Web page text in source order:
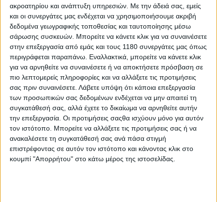
ακροατηρίου και ανάπτυξη υπηρεσιών. Με την άδειά σας, εμείς
και οι συνεργάτες μας ενδέχεται να χρησιμοποιήσουμε ακριβή
δεδομένα γεωγραφικής τοποθεσίας και ταυτοποίησης μέσω
σάρωσης συσκευών. Μπορείτε να κάνετε κλικ για να συναινέσετε
στην επεξεργασία από εμάς και τους 1180 συνεργάτες μας όπως
περιγράφεται παραπάνω. Εναλλακτικά, μπορείτε να κάνετε κλικ
για να αρνηθείτε να συναινέσετε ή να αποκτήσετε πρόσβαση σε
πιο λεπτομερείς πληροφορίες και να αλλάξετε τις προτιμήσεις
σας πριν συναινέσετε. Λάβετε υπόψη ότι κάποια επεξεργασία
των προσωπικών σας δεδομένων ενδέχεται να μην απαιτεί τη
συγκατάθεσή σας, αλλά έχετε το δικαίωμα να αρνηθείτε αυτήν
την επεξεργασία. Οι προτιμήσεις σαςθα ισχύουν μόνο για αυτόν
τον ιστότοπο. Μπορείτε να αλλάξετε τις προτιμήσεις σας ή να
ανακαλέσετε τη συγκατάθεσή σας ανά πάσα στιγμή
επιστρέφοντας σε αυτόν τον ιστότοπο και κάνοντας κλικ στο
κουμπί "Απορρήτου" στο κάτω μέρος της ιστοσελίδας.
Το πλαίσιο είναι ατσάλινο σωληνωτό, ενώ οι πλήρως
ρυθμιζόμενες αναρτήσεις αποτελούνται από ένα
ανεστραμμένο πιρούνι 48 mm και ένα μονό
αμορτισέρ, με διαδρομές 230 mm.